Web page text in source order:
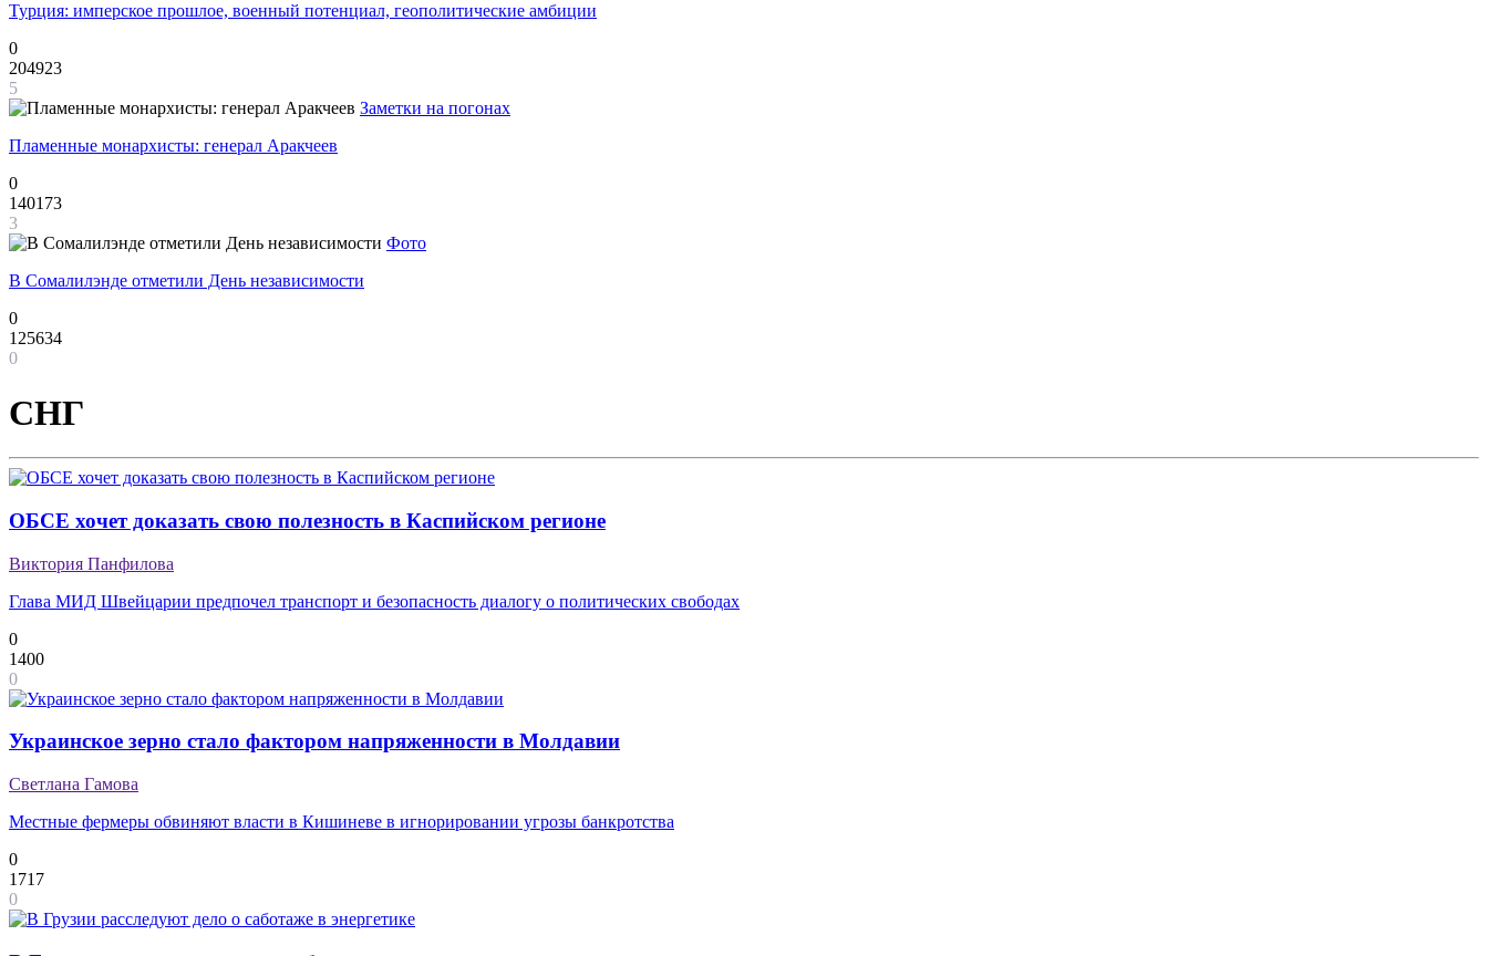
Турция: имперское прошлое, военный потенциал, геополитические амбиции
0
204923
5
Заметки на погонах
Пламенные монархисты: генерал Аракчеев
0
140173
3
Фото
В Сомалилэнде отметили День независимости
0
125634
0
СНГ
ОБСЕ хочет доказать свою полезность в Каспийском регионе
Виктория Панфилова
Глава МИД Швейцарии предпочел транспорт и безопасность диалогу о политических свободах
0
1400
0
Украинское зерно стало фактором напряженности в Молдавии
Светлана Гамова
Местные фермеры обвиняют власти в Кишиневе в игнорировании угрозы банкротства
0
1717
0